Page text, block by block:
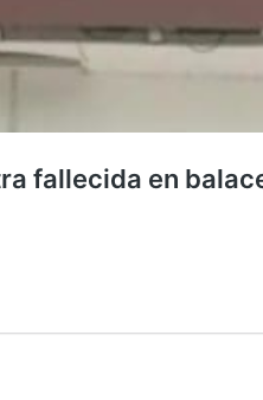
fallecida en